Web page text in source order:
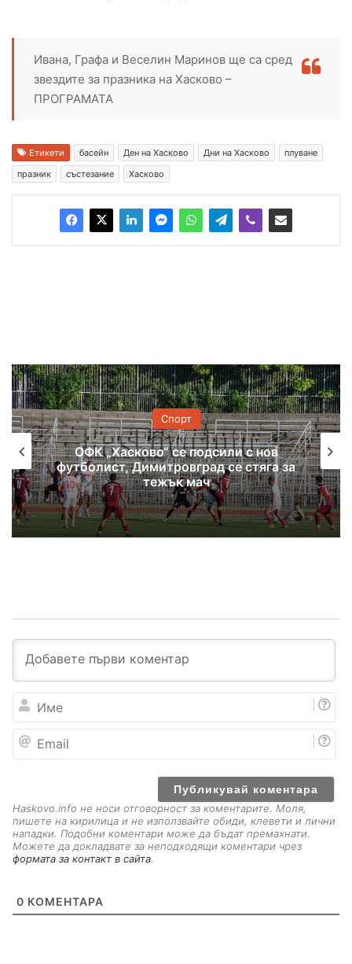
Ивана, Графа и Веселин Маринов ще са сред
звездите за празника на Хасково –
ПРОГРАМАТА
Етикети басейн Ден на Хасково Дни на Хасково
плуване
празник
състезание Хасково
Спорт
ОФК „Хасково“ се подсили с нов
футболист, Димитровград се стяга за
тежък мач
е
a
Haskovo.info не носи отговорност за коментарите. Моля,
пишете на кирилица и не използвайте обиди, клевети и лични
нападки. Подобни коментари може да бъдат премахнати.
Можете да докладвате за неподходящи коментари чрез
формата за контакт в сайта.
0 КОМЕНТАРА